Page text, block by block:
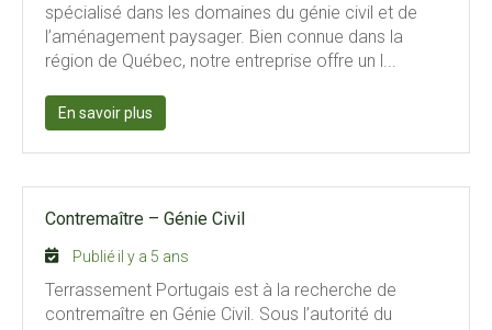
spécialisé dans les domaines du génie civil et de
l’aménagement paysager. Bien connue dans la
région de Québec, notre entreprise offre un l...
En savoir plus
Contremaître – Génie Civil
Publié il y a 5 ans
Terrassement Portugais est à la recherche de
contremaître en Génie Civil. Sous l’autorité du